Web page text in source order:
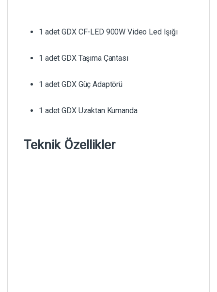
1 adet GDX CF-LED 900W Video Led Işığı
1 adet GDX Taşıma Çantası
1 adet GDX Güç Adaptörü
1 adet GDX Uzaktan Kumanda
Teknik Özellikler